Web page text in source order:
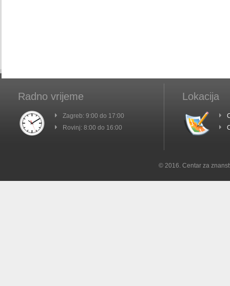
Radno vrijeme
Zagreb: 9:00 do 17:00
Rovinj: 8:00 do 16:00
Lokacija
© 2016. Centar za